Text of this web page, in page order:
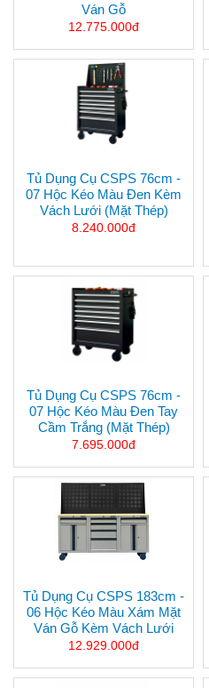
Ván Gỗ
12.775.000đ
Tủ Dụng Cụ CSPS 76cm -
07 Hộc Kéo Màu Đen Kèm
Vách Lưới (mặt Thép)
8.240.000đ
Tủ Dụng Cụ CSPS 76cm -
07 Hộc Kéo Màu Đen Tay
Cầm Trắng (mặt Thép)
7.695.000đ
Tủ Dụng Cụ CSPS 183cm -
06 Hộc Kéo Màu Xám Mặt
Ván Gỗ Kèm Vách Lưới
12.929.000đ